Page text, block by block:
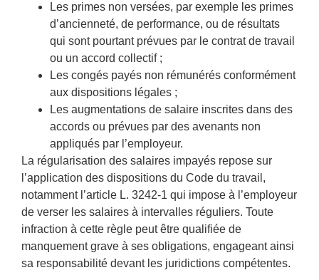
Les primes non versées, par exemple les primes
d’ancienneté, de performance, ou de résultats
qui sont pourtant prévues par le contrat de travail
ou un accord collectif ;
Les congés payés non rémunérés conformément
aux dispositions légales ;
Les augmentations de salaire inscrites dans des
accords ou prévues par des avenants non
appliqués par l’employeur.
La régularisation des salaires impayés repose sur
l’application des dispositions du Code du travail,
notamment l’article L. 3242-1 qui impose à l’employeur
de verser les salaires à intervalles réguliers. Toute
infraction à cette règle peut être qualifiée de
manquement grave à ses obligations, engageant ainsi
sa responsabilité devant les juridictions compétentes.